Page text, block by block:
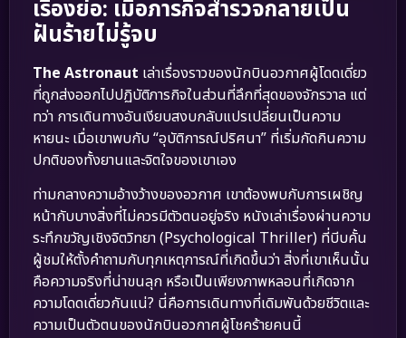
เรื่องย่อ: เมื่อภารกิจสำรวจกลายเป็น
ฝันร้ายไม่รู้จบ
The Astronaut เล่าเรื่องราวของนักบินอวกาศผู้โดดเดี่ยว
ที่ถูกส่งออกไปปฏิบัติภารกิจในส่วนที่ลึกที่สุดของจักรวาล แต่
ทว่า การเดินทางอันเงียบสงบกลับแปรเปลี่ยนเป็นความ
หายนะ เมื่อเขาพบกับ “อุบัติการณ์ปริศนา” ที่เริ่มกัดกินความ
ปกติของทั้งยานและจิตใจของเขาเอง
ท่ามกลางความอ้างว้างของอวกาศ เขาต้องพบกับการเผชิญ
หน้ากับบางสิ่งที่ไม่ควรมีตัวตนอยู่จริง หนังเล่าเรื่องผ่านความ
ระทึกขวัญเชิงจิตวิทยา (Psychological Thriller) ที่บีบคั้น
ผู้ชมให้ตั้งคำถามกับทุกเหตุการณ์ที่เกิดขึ้นว่า สิ่งที่เขาเห็นนั้น
คือความจริงที่น่าขนลุก หรือเป็นเพียงภาพหลอนที่เกิดจาก
ความโดดเดี่ยวกันแน่? นี่คือการเดินทางที่เดิมพันด้วยชีวิตและ
ความเป็นตัวตนของนักบินอวกาศผู้โชคร้ายคนนี้